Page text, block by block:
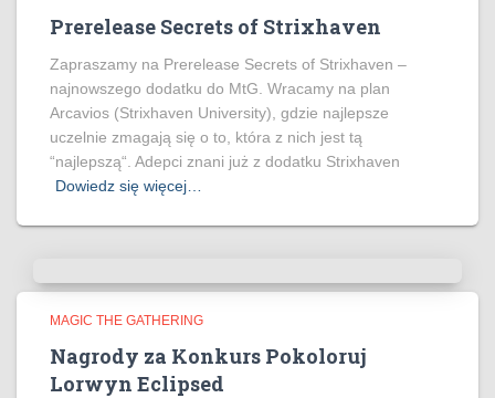
Prerelease Secrets of Strixhaven
Zapraszamy na Prerelease Secrets of Strixhaven –
najnowszego dodatku do MtG. Wracamy na plan
Arcavios (Strixhaven University), gdzie najlepsze
uczelnie zmagają się o to, która z nich jest tą
“najlepszą“. Adepci znani już z dodatku Strixhaven
Dowiedz się więcej…
MAGIC THE GATHERING
Nagrody za Konkurs Pokoloruj
Lorwyn Eclipsed